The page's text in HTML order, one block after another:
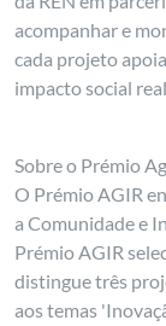
acompanhar e
cada projeto
impacto social
Sobre o Prémio
O Prémio AGIR
a Comunidade e
Prémio AGIR
distingue três
aos temas